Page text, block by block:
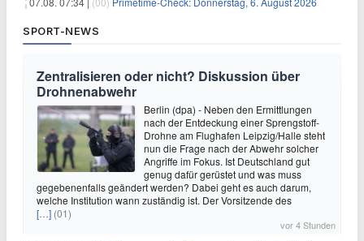
SPORT-NEWS
Zentralisieren oder nicht? Diskussion über
Drohnenabwehr
Berlin (dpa) - Neben den Ermittlungen
nach der Entdeckung einer Sprengstoff-
Drohne am Flughafen Leipzig/Halle steht
nun die Frage nach der Abwehr solcher
Angriffe im Fokus. Ist Deutschland gut
genug dafür gerüstet und was muss
gegebenenfalls geändert werden? Dabei geht es auch darum,
welche Institution wann zuständig ist. Der Vorsitzende des
[…] (01)
vor 4 Stunden